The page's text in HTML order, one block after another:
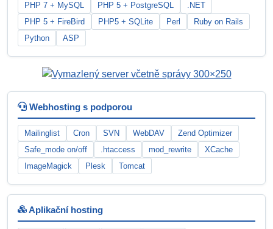
PHP 7 + MySQL
PHP 5 + PostgreSQL
.NET
PHP 5 + FireBird
PHP5 + SQLite Perl
Ruby on Rails
Python
ASP
Webhosting s podporou
Mailinglist Cron SVN WebDAV
Zend Optimizer
Safe_mode on/off
.htaccess mod_rewrite
XCache
ImageMagick
Plesk Tomcat
Aplikační hosting